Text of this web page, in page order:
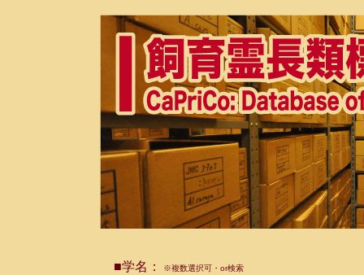
■学名： ※複数選択可・or検索